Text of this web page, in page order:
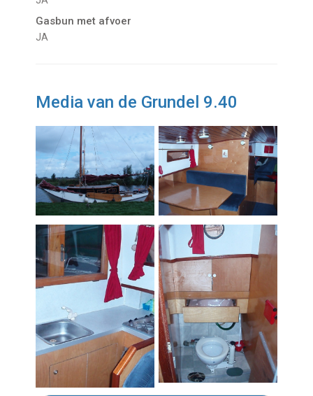
Gasbun met afvoer
JA
Media van de Grundel 9.40